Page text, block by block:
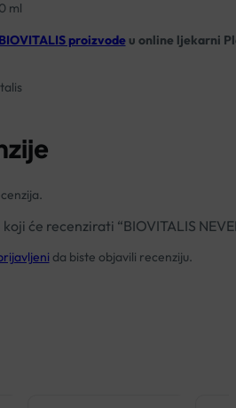
ml
BIOVITALIS proizvodeu online ljekarni
će recenzirati “BIOVITALIS
da biste objavili recenziju.